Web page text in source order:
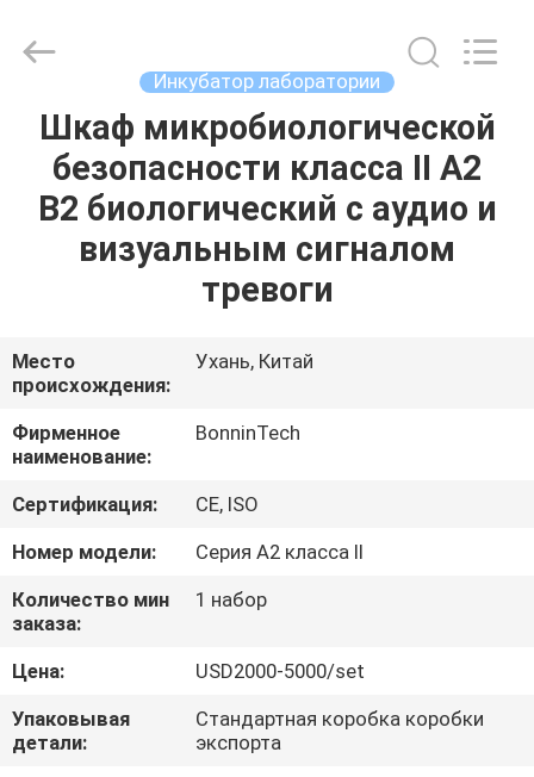
ДОМ
ПРОДУКТЫ
О
НАС
ПУТЕШЕСТВИЕ
ФАБРИКИ
ПРОВЕРКА
КАЧЕСТВА
СВЯЖИТЕСЬ
МЫ
Copyright
Bonnin
Technology
Reserved.
Инкубатор лаборатории
Шкаф микробиологической
безопасности класса II A2
B2 биологический с аудио и
визуальным сигналом
тревоги
Место
происхождения:
Ухань, Китай
Фирменное
наименование:
BonninTech
Сертификация:
CE, ISO
Номер модели:
Серия A2 класса II
Количество мин
заказа:
1 набор
Цена:
USD2000-5000/set
Упаковывая
детали:
Стандартная коробка коробки
экспорта